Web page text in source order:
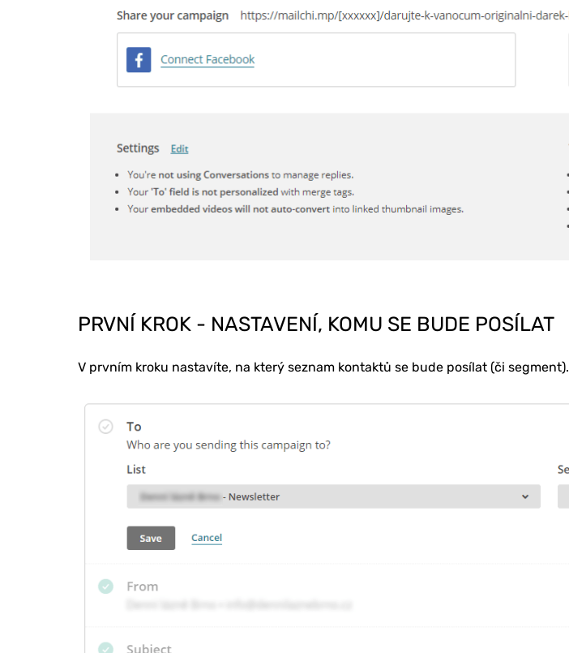
PRVNÍ KROK - NASTAVENÍ, KOMU SE BUDE POSÍLAT
V prvním kroku nastavíte, na který seznam kontaktů se bude posílat (či segment).